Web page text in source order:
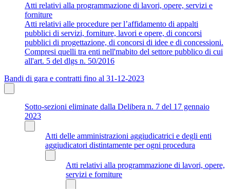
Atti relativi alla programmazione di lavori, opere, servizi e
forniture
Atti relativi alle procedure per l’affidamento di appalti
pubblici di servizi, forniture, lavori e opere, di concorsi
pubblici di progettazione, di concorsi di idee e di concessioni.
Compresi quelli tra enti nell'mabito del settore pubblico di cui
all'art. 5 del dlgs n. 50/2016
Bandi di gara e contratti fino al 31-12-2023
Sotto-sezioni eliminate dalla Delibera n. 7 del 17 gennaio
2023
Atti delle amministrazioni aggiudicatrici e degli enti
aggiudicatori distintamente per ogni procedura
Atti relativi alla programmazione di lavori, opere,
servizi e forniture